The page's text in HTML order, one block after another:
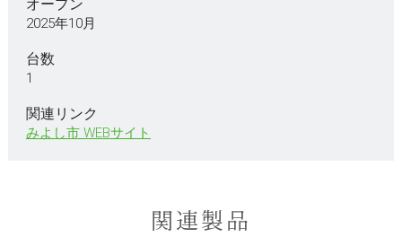
オープン
2025年10月
台数
1
関連リンク
みよし市 WEBサイト
関連製品